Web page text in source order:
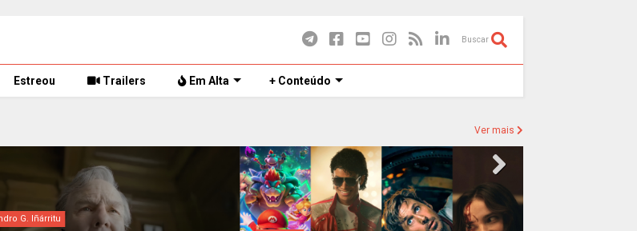
Buscar
Estreou Trailers Em Alta + Conteúdo
Ver mais
G. Iñárritu